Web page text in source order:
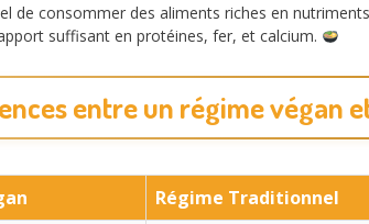
de consommer des aliments riches en
suffisant en protéines, fer, et calcium.
entre un régime végan
Régime Traditionnel